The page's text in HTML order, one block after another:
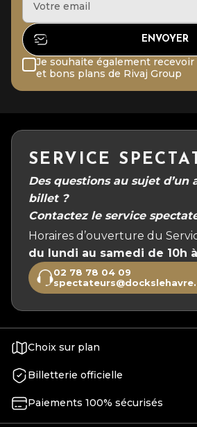
Je souhaite également
et bons plans de Rivaj Group
SERVICE
Des questions au sujet d’un
billet ?
Contactez le service
Horaires d’ouverture du
du lundi au samedi de 10h
02 78 78 04 09
Choix sur plan
Billetterie officielle
Paiements 100% sécurisés